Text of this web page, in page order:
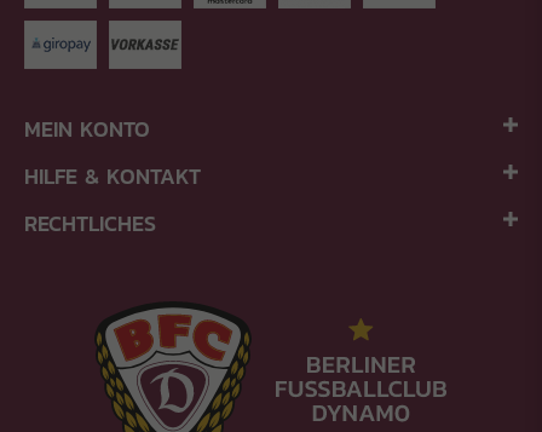
MEIN KONTO
HILFE & KONTAKT
RECHTLICHES